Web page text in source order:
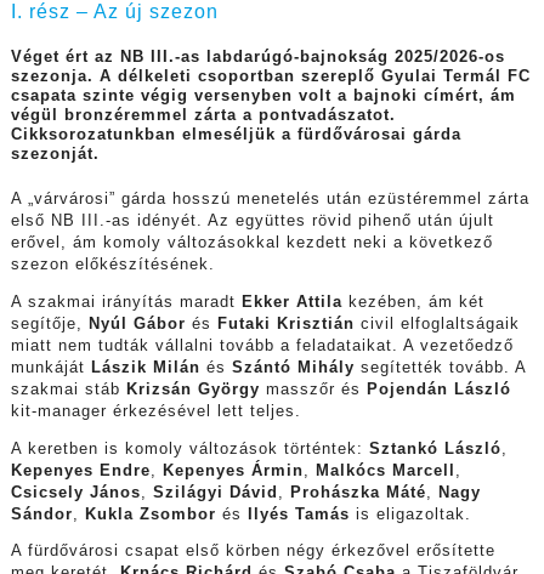
I. rész – Az új szezon
Véget ért az NB III.-as labdarúgó-bajnokság 2025/2026-os
szezonja. A délkeleti csoportban szereplő Gyulai Termál FC
csapataszinte végig versenyben volt a bajnoki címért, ám
végül bronzéremmel zárta apontvadászatot.
Cikksorozatunkban el meséljük a fürdővárosai gárda
szezonját.
A „várvárosi” gárda hosszú menetelés után ezüstéremmel zárta
első NB III.-as idényét. Az együttes rövid pihenő után újult
erővel, ám komoly változásokkal kezdett neki a következő
szezon előkészítésének.
A szakmai irányítás maradt Ekker Attilakezében, ám két
segítője,
Nyúl Gábor és Futaki Krisztián civil elfoglaltságaik
miatt nem tudták vállalni tovább a feladataikat. A vezetőedző
munkáját Lászik Milán és Szántó Mihály segítették tovább. A
szakmai stáb Krizsán György masszőr és
Pojendán László
kit-manager érkezésével lett teljes.
A keretben is komoly változások történtek: Sztankó László
Kepenyes Endre
Kepenyes Ármin Malkócs Marcell
Csicsely János
Szilágyi Dávid Prohászka Máté
Nagy
Sándor
Kukla Zsombor és Ilyés Tamás is eligazoltak.
A fürdővárosi csapat első körben négy érkezővel erősítette